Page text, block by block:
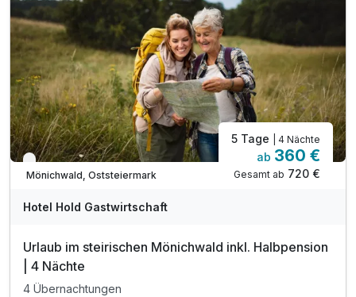
Verfügbar bis Januar
Mönichwald, Oststeiermark
5 Tage | 4 Nächte
ab 360 €
Gesamt ab 720 €
Hotel Hold Gastwirtschaft
Urlaub im steirischen Mönichwald inkl. Halbpension
| 4 Nächte
4 Übernachtungen